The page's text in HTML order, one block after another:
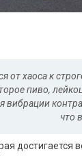
от хаоса к
пиво,
вибрации
что